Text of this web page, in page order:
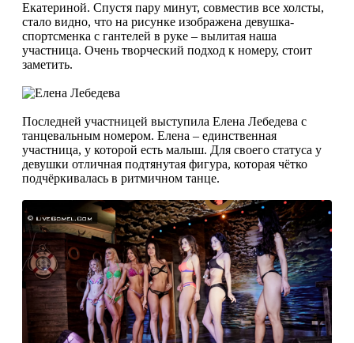
Екатериной. Спустя пару минут, совместив все холсты,
стало видно, что на рисунке изображена девушка-
спортсменка с гантелей в руке – вылитая наша
участница. Очень творческий подход к номеру, стоит
заметить.
Последней участницей выступила Елена Лебедева с
танцевальным номером. Елена – единственная
участница, у которой есть малыш. Для своего статуса у
девушки отличная подтянутая фигура, которая чётко
подчёркивалась в ритмичном танце.